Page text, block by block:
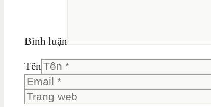
Bình luận
Tên